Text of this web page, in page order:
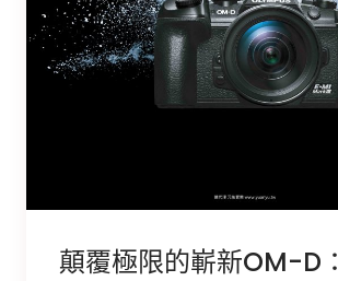
顛覆極限的嶄新OM-D：